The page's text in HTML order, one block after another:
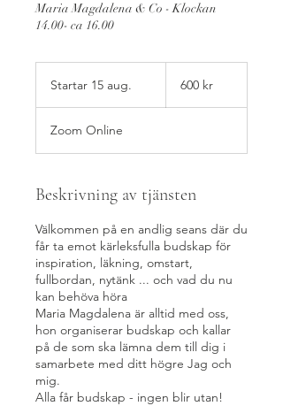
Maria Magdalena & Co - Klockan
14.00- ca 16.00
Startar 15 aug.
t
1
a
u
g
.
kronor600 kr
Zoom Online
Beskrivning av tjänsten
Välkommen på en andlig seans där du
får ta emot kärleksfulla budskap för
inspiration, läkning, omstart,
fullbordan, nytänk ... och vad du nu
kan behöva höra
Maria Magdalena är alltid med oss,
hon organiserar budskap och kallar
på de som ska lämna dem till dig i
samarbete med ditt högre Jag och
mig.
Alla får budskap - ingen blir utan!